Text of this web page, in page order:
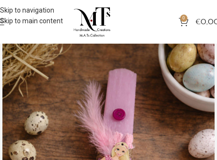
Skip to navigation
Skip to main content
0 €